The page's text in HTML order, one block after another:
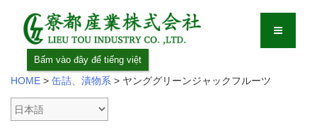
Bấm vào đây để tiếng việt
HOME > 缶詰、漬物系 > ヤンググリーンジャックフルーツ